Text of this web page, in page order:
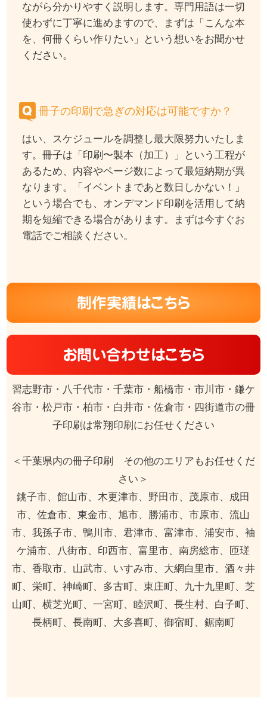
ながら分かりやすく説明します。専門用語は一切
使わずに丁寧に進めますので、まずは「こんな本
を、何冊くらい作りたい」という想いをお聞かせ
ください。
冊子の印刷で急ぎの対応は可能ですか？
はい、スケジュールを調整し最大限努力いたしま
す。冊子は「印刷〜製本（加工）」という工程が
あるため、内容やページ数によって最短納期が異
なります。「イベントまであと数日しかない！」
という場合でも、オンデマンド印刷を活用して納
期を短縮できる場合があります。まずは今すぐお
電話でご相談ください。
制作実績はこちら
お問い合わせはこちら
習志野市・八千代市・千葉市・船橋市・市川市・鎌ケ
谷市・松戸市・柏市・白井市・佐倉市・四街道市の冊
子印刷は常翔印刷にお任せください
＜千葉県内の冊子印刷 その他のエリアもお任せくだ
さい＞
銚子市、館山市、木更津市、野田市、茂原市、成田
市、佐倉市、東金市、旭市、勝浦市、市原市、流山
市、我孫子市、鴨川市、君津市、富津市、浦安市、袖
ケ浦市、八街市、印西市、富里市、南房総市、匝瑳
市、香取市、山武市、いすみ市、大網白里市、酒々井
町、栄町、神崎町、多古町、東庄町、九十九里町、芝
山町、横芝光町、一宮町、睦沢町、長生村、白子町、
長柄町、長南町、大多喜町、御宿町、鋸南町